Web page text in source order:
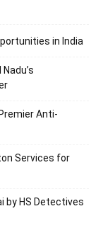
in India
Anti-
Services for
by HS Detectives